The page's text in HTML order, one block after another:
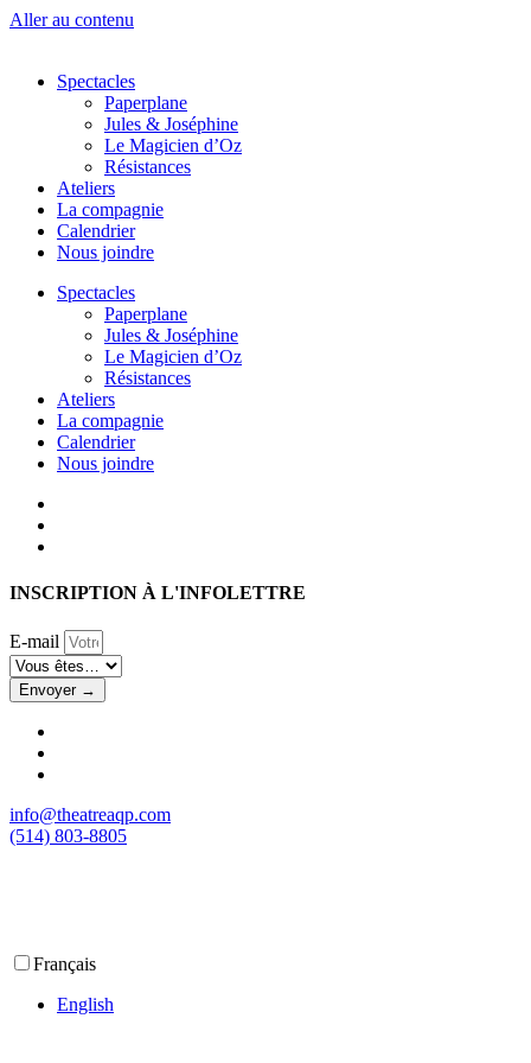
Aller au contenu
Spectacles
Paperplane
Jules & Joséphine
Le Magicien d’Oz
Résistances
Ateliers
La compagnie
Calendrier
Nous joindre
Spectacles
Paperplane
Jules & Joséphine
Le Magicien d’Oz
Résistances
Ateliers
La compagnie
Calendrier
Nous joindre
INSCRIPTION À L'INFOLETTRE
E-mail
Envoyer →
info@theatreaqp.com
(514) 803-8805
Français
English